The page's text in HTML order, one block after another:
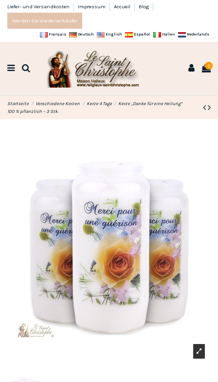
Liefer- und Versandkosten Impressum Accueil Blog
Werden Sie Wiederverkäufer
Français Deutsch English Español Italien Nederlands
0
Startseite Verschiedene Kerzen Kerze 4 Tage
Kerze „Danke für eine Heilung“
100 % pflanzlich – 3 Stk.